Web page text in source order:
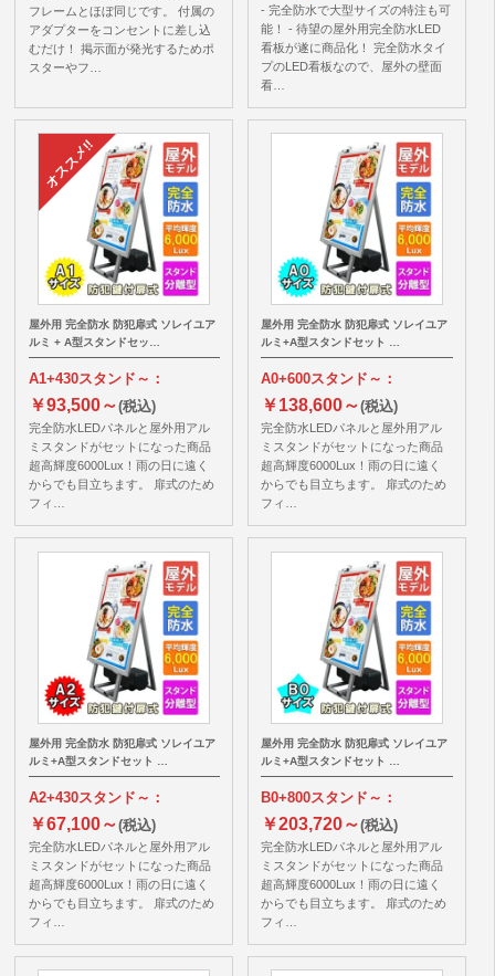
フレームとほぼ同じです。 付属の
アダプターをコンセントに差し込
むだけ！ 掲示面が発光するためポ
スターやフ…
- 完全防水で大型サイズの特注も可
能！ - 待望の屋外用完全防水LED
看板が遂に商品化！ 完全防水タイ
プのLED看板なので、屋外の壁面
看…
屋外用 完全防水 防犯扉式 ソレイユア
ルミ + A型スタンドセッ…
A1+430スタンド～：
￥93,500～(税込)
完全防水LEDパネルと屋外用アル
ミスタンドがセットになった商品
超高輝度6000Lux！雨の日に遠く
からでも目立ちます。 扉式のため
フィ…
屋外用 完全防水 防犯扉式 ソレイユア
ルミ+A型スタンドセット …
A0+600スタンド～：
￥138,600～(税込)
完全防水LEDパネルと屋外用アル
ミスタンドがセットになった商品
超高輝度6000Lux！雨の日に遠く
からでも目立ちます。 扉式のため
フィ…
屋外用 完全防水 防犯扉式 ソレイユア
ルミ+A型スタンドセット …
A2+430スタンド～：
￥67,100～(税込)
完全防水LEDパネルと屋外用アル
ミスタンドがセットになった商品
超高輝度6000Lux！雨の日に遠く
からでも目立ちます。 扉式のため
フィ…
屋外用 完全防水 防犯扉式 ソレイユア
ルミ+A型スタンドセット …
B0+800スタンド～：
￥203,720～(税込)
完全防水LEDパネルと屋外用アル
ミスタンドがセットになった商品
超高輝度6000Lux！雨の日に遠く
からでも目立ちます。 扉式のため
フィ…